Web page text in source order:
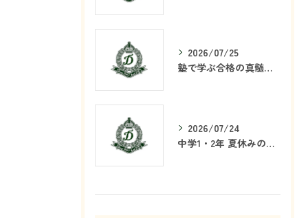
2026/07/25
塾で学ぶ合格の真髄とは何か
2026/07/24
中学1・2年 夏休みの学習戦略